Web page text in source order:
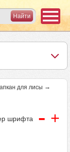
для лисы →
шрифта - +